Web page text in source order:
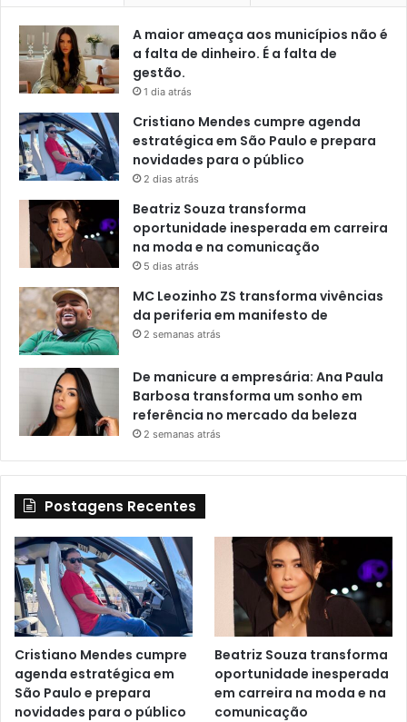
A maior ameaça aos municípios não é
a falta de dinheiro. É a falta de
gestão.
1 dia atrás
Cristiano Mendes cumpre agenda
estratégica em São Paulo e prepara
novidades para o público
2 dias atrás
Beatriz Souza transforma
oportunidade inesperada em carreira
na moda e na comunicação
5 dias atrás
MC Leozinho ZS transforma vivências
da periferia em manifesto de
2 semanas atrás
De manicure a empresária: Ana Paula
Barbosa transforma um sonho em
referência no mercado da beleza
2 semanas atrás
Postagens Recentes
Cristiano Mendes cumpre
agenda estratégica em
São Paulo e prepara
novidades para o público
Beatriz Souza transforma
oportunidade inesperada
em carreira na moda e na
comunicação